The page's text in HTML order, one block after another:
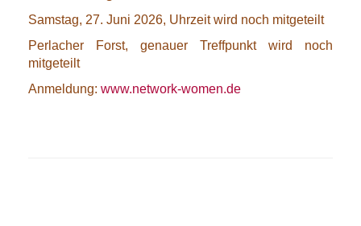
Samstag, 27. Juni 2026, Uhrzeit wird noch mitgeteilt
Perlacher Forst, genauer Treffpunkt wird noch
mitgeteilt
Anmeldung: www.network-women.de